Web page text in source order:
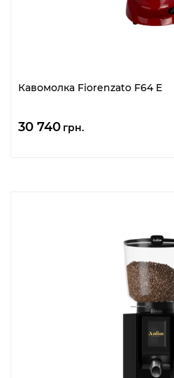
Кавомолка Fiorenzato F64 E
30 740 грн.